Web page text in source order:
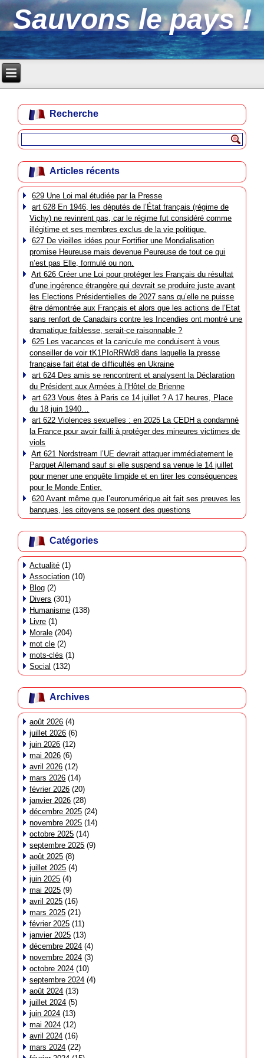
Sauvons le pays !
Recherche
Articles récents
629 Une Loi mal étudiée par la Presse
art 628 En 1946, les députés de l’État français (régime de
Vichy) ne revinrent pas, car le régime fut considéré comme
illégitime et ses membres exclus de la vie politique.
627 De vieilles idées pour Fortifier une Mondialisation
promise Heureuse mais devenue Peureuse de tout ce qui
n’est pas Elle, formulé ou non.
Art 626 Créer une Loi pour protéger les Français du résultat
d’une ingérence étrangère qui devrait se produire juste avant
les Elections Présidentielles de 2027 sans qu’elle ne puisse
être démontrée aux Français et alors que les actions de l’Etat
sans renfort de Canadairs contre les Incendies ont montré une
dramatique faiblesse, serait-ce raisonnable ?
625 Les vacances et la canicule me conduisent à vous
conseiller de voir tK1PIoRRWd8 dans laquelle la presse
française fait état de difficultés en Ukraine
art 624 Des amis se rencontrent et analysent la Déclaration
du Président aux Armées à l’Hôtel de Brienne
art 623 Vous êtes à Paris ce 14 juillet ? A 17 heures, Place
du 18 juin 1940…
art 622 Violences sexuelles : en 2025 La CEDH a condamné
la France pour avoir failli à protéger des mineures victimes de
viols
Art 621 Nordstream l’UE devrait attaquer immédiatement le
Parquet Allemand sauf si elle suspend sa venue le 14 juillet
pour mener une enquête limpide et en tirer les conséquences
pour le Monde Entier.
620 Avant même que l’euronumérique ait fait ses preuves les
banques, les citoyens se posent des questions
Catégories
Actualité (1)
Association (10)
Blog (2)
Divers (301)
Humanisme (138)
Livre (1)
Morale (204)
mot cle (2)
mots-clés (1)
Social (132)
Archives
août 2026 (4)
juillet 2026 (6)
juin 2026 (12)
mai 2026 (6)
avril 2026 (12)
mars 2026 (14)
février 2026 (20)
janvier 2026 (28)
décembre 2025 (24)
novembre 2025 (14)
octobre 2025 (14)
septembre 2025 (9)
août 2025 (8)
juillet 2025 (4)
juin 2025 (4)
mai 2025 (9)
avril 2025 (16)
mars 2025 (21)
février 2025 (11)
janvier 2025 (13)
décembre 2024 (4)
novembre 2024 (3)
octobre 2024 (10)
septembre 2024 (4)
août 2024 (13)
juillet 2024 (5)
juin 2024 (13)
mai 2024 (12)
avril 2024 (16)
mars 2024 (22)